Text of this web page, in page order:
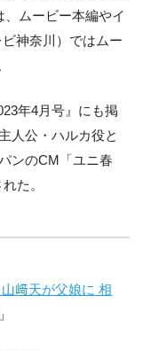
ムービー本編やイ
神奈川）ではムー
年4月号』にも掲
人公・ハルカ役と
ンのCM「ユニ春
た。
﨑天が父娘に 相
」